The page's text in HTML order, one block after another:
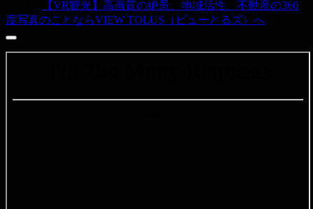
【VR観光】高画質の絶景、地域活性、不動産の360
度写真のことならVIEW TOLUS（ビューとるズ）へ